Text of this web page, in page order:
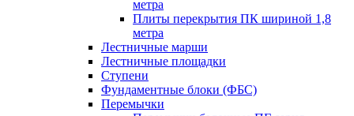
метра
Плиты перекрытия ПК шириной 1,8
метра
Лестничные марши
Лестничные площадки
Ступени
Фундаментные блоки (ФБС)
Перемычки